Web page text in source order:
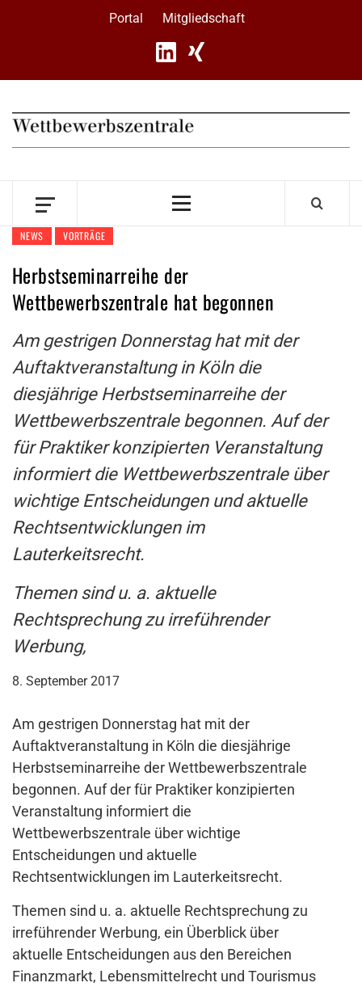
Portal Mitgliedschaft
Primary
NEWS VORTRÄGE
Herbstseminarreihe der
Wettbewerbszentrale hat begonnen
Am gestrigen Donnerstag hat mit der
Auftaktveranstaltung in Köln die
diesjährige Herbstseminarreihe der
Wettbewerbszentrale begonnen. Auf der
für Praktiker konzipierten Veranstaltung
informiert die Wettbewerbszentrale über
wichtige Entscheidungen und aktuelle
Rechtsentwicklungen im
Lauterkeitsrecht.
Themen sind u. a. aktuelle
Rechtsprechung zu irreführender
Werbung,
8. September 2017
Am gestrigen Donnerstag hat mit der
Auftaktveranstaltung in Köln die diesjährige
Herbstseminarreihe der Wettbewerbszentrale
begonnen. Auf der für Praktiker konzipierten
Veranstaltung informiert die
Wettbewerbszentrale über wichtige
Entscheidungen und aktuelle
Rechtsentwicklungen im Lauterkeitsrecht.
Themen sind u. a. aktuelle Rechtsprechung zu
irreführender Werbung, ein Überblick über
aktuelle Entscheidungen aus den Bereichen
Finanzmarkt, Lebensmittelrecht und Tourismus